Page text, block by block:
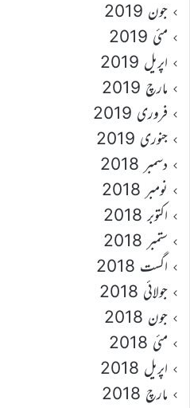
جون 2019
مئی 2019
اپریل 2019
مارچ 2019
فروری 2019
جنوری 2019
دسمبر 2018
نومبر 2018
اکتوبر 2018
ستمبر 2018
اگست 2018
جولائی 2018
جون 2018
مئی 2018
اپریل 2018
مارچ 2018